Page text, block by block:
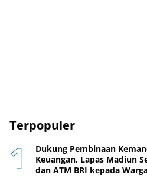
Terpopuler
Dukung Pembinaan
Keuangan, Lapas Madiun
dan ATM BRI kepada